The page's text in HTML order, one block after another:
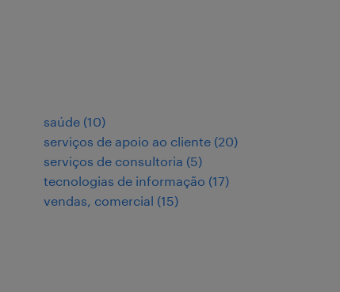
saúde (10)
serviços de apoio ao cliente (20)
serviços de consultoria (5)
tecnologias de informação (17)
vendas, comercial (15)